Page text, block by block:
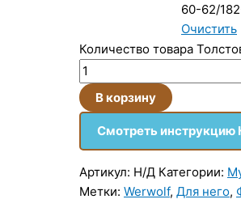
60-62/
Очистить
Количество товара
В корзину
Смотреть инструкцию
Артикул: Н/Д Категории:
Метки: Werwolf, Для него,